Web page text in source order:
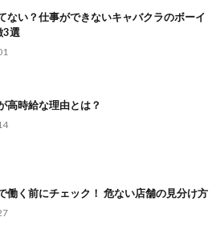
ない？仕事ができないキャバクラのボーイ
3選
高時給な理由とは？
働く前にチェック！ 危ない店舗の見分け方